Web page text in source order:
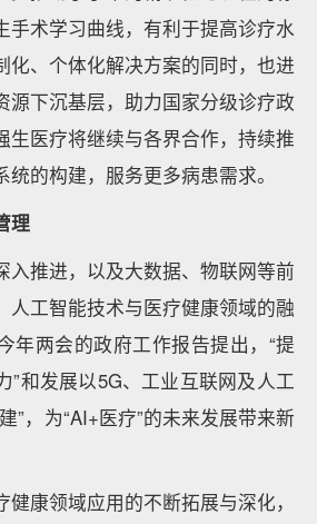
手术学习曲线，有利于提高诊疗水
化、个体化解决方案的同时，也进
源下沉基层，助力国家分级诊疗政
生医疗将继续与各界合作，持续推
的构建，服务更多病患需求。
理
入推进，以及大数据、物联网等前
人工智能技术与医疗健康领域的融
年两会的政府工作报告提出，“提
”和发展以5G、工业互联网及人工
”，为“AI+医疗”的未来发展带来新
康领域应用的不断拓展与深化，